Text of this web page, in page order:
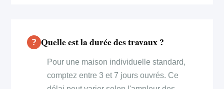
Quelle est la durée des travaux ?
Pour une maison individuelle standard,
comptez entre 3 et 7 jours ouvrés. Ce